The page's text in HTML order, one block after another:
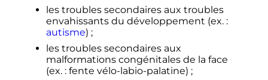
les troubles secondaires aux troubles
envahissants du développement (ex. :
autisme) ;
les troubles secondaires aux
malformations congénitales de la face
(ex. :fente vélo-labio-palatine) ;